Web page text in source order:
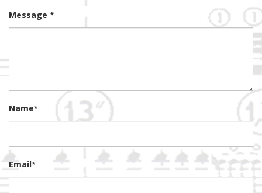
Message *
Name*
Email*